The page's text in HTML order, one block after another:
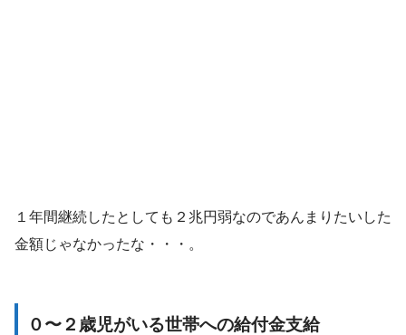
１年間継続したとしても２兆円弱なのであんまりたいした
金額じゃなかったな・・・。
０〜２歳児がいる世帯への給付金支給